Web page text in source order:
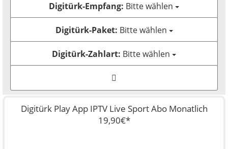
Digitürk-Empfang: Bitte wählen
Digitürk-Paket: Bitte wählen
Digitürk-Zahlart: Bitte wählen
Digitürk Play App IPTV Live Sport Abo Monatlich
19,90€*